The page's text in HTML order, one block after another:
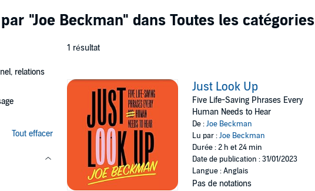
"Joe Beckman" dans Toutes les catégories
relations
Tout effacer
1 résultat
Just Look Up
Five Life-Saving Phrases Every
Human Needs to Hear
De :Joe Beckman
Lu par :Joe Beckman
Durée : 2 h et 24 min
Date de publication : 31/01/2023
Langue : Anglais
Pas de notations